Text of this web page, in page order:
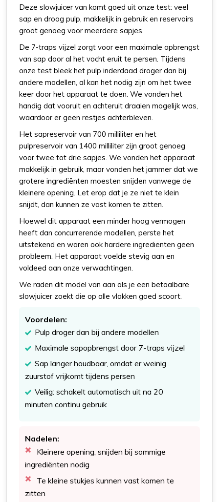
Deze slowjuicer van komt goed uit onze test: veel
sap en droog pulp, makkelijk in gebruik en reservoirs
groot genoeg voor meerdere sapjes.
De 7-traps vijzel zorgt voor een maximale opbrengst
van sap door al het vocht eruit te persen. Tijdens
onze test bleek het pulp inderdaad droger dan bij
andere modellen, al kan het nodig zijn om het twee
keer door het apparaat te doen. We vonden het
handig dat vooruit en achteruit draaien mogelijk was,
waardoor er geen restjes achterbleven.
Het sapreservoir van 700 milliliter en het
pulpreservoir van 1400 milliliter zijn groot genoeg
voor twee tot drie sapjes. We vonden het apparaat
makkelijk in gebruik, maar vonden het jammer dat we
grotere ingrediënten moesten snijden vanwege de
kleinere opening. Let erop dat je ze niet te klein
snijdt, dan kunnen ze vast komen te zitten.
Hoewel dit apparaat een minder hoog vermogen
heeft dan concurrerende modellen, perste het
uitstekend en waren ook hardere ingrediënten geen
probleem. Het apparaat voelde stevig aan en
voldeed aan onze verwachtingen.
We raden dit model van aan als je een betaalbare
slowjuicer zoekt die op alle vlakken goed scoort.
Voordelen:
Pulp droger dan bij andere modellen
Maximale sapopbrengst door 7-traps vijzel
Sap langer houdbaar, omdat er weinig
zuurstof vrijkomt tijdens persen
Veilig: schakelt automatisch uit na 20
minuten continu gebruik
Nadelen:
Kleinere opening, snijden bij sommige
ingrediënten nodig
Te kleine stukjes kunnen vast komen te
zitten